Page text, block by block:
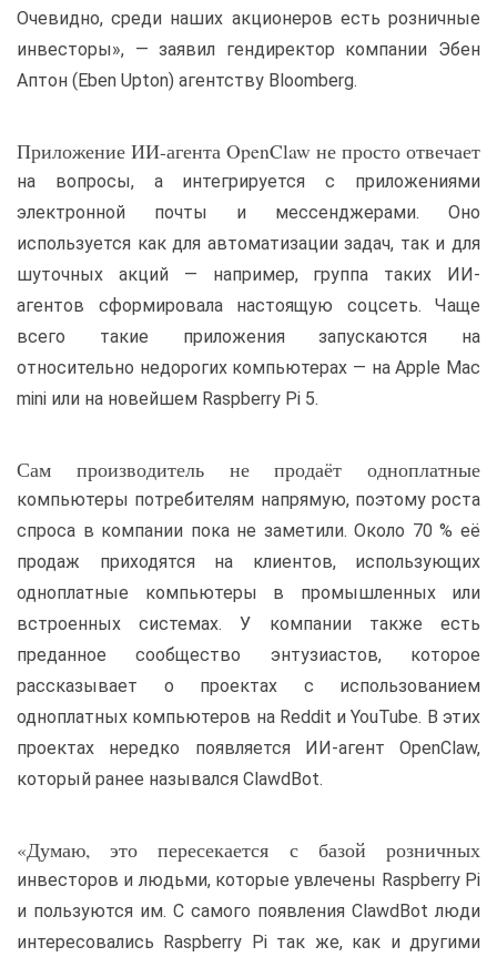
Очевидно, среди наших акционеров есть розничные
инвесторы», — заявил гендиректор компании Эбен
Аптон (Eben Upton) агентству Bloomberg.
Приложение ИИ-агента OpenClaw не просто отвечает
на вопросы, а интегрируется с приложениями
электронной почты и мессенджерами. Оно
используется как для автоматизации задач, так и для
шуточных акций — например, группа таких ИИ-
агентов сформировала настоящую соцсеть. Чаще
всего такие приложения запускаются на
относительно недорогих компьютерах — на Apple Mac
mini или на новейшем Raspberry Pi 5.
Сам производитель не продаёт одноплатные
компьютеры потребителям напрямую, поэтому роста
спроса в компании пока не заметили. Около 70 % её
продаж приходятся на клиентов, использующих
одноплатные компьютеры в промышленных или
встроенных системах. У компании также есть
преданное сообщество энтузиастов, которое
рассказывает о проектах с использованием
одноплатных компьютеров на Reddit и YouTube. В этих
проектах нередко появляется ИИ-агент OpenClaw,
который ранее назывался ClawdBot.
«Думаю, это пересекается с базой розничных
инвесторов и людьми, которые увлечены Raspberry Pi
и пользуются им. С самого появления ClawdBot люди
интересовались Raspberry Pi так же, как и другими